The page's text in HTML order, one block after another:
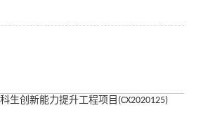
生创新能力提升工程项目(CX2020125)